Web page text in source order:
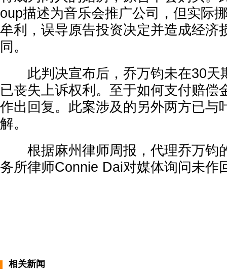
oup描述为音乐会推广公司，但实际
牟利，误导原告投资决定并造成经济
同。
此判决宣布后，乔万钧未在30天
已丧失上诉权利。至于如何支付赔偿
作出回复。此案涉及的另外两方已与
解。
根据麻州律师周报，代理乔万钧
务所律师Connie Dai对媒体询问未作
相关新闻